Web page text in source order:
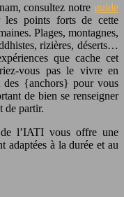
consultez notre guide
points forts de cette
Plages, montagnes,
rizières, déserts…
que cache cet
vous pas le vivre en
des {anchors} pour vous
de bien se renseigner
de partir.
de l’IATI vous offre une
adaptées à la durée et au